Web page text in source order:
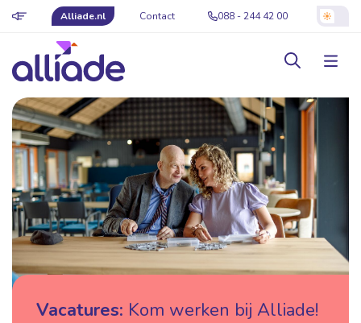
Alliade.nl Contact 088 - 244 42 00
Vacatures: Kom werken bij Alliade!